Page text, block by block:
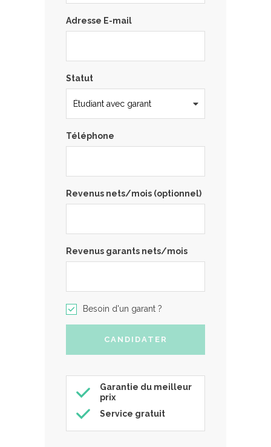
Adresse E-mail
Statut
Téléphone
Revenus nets/mois (optionnel)
Revenus garants nets/mois
Besoin d'un garant ?
Garantie du meilleur
prix
Service gratuit